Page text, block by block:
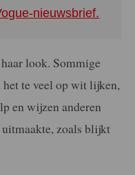
nieuwsbrief.
look. Sommige
te veel op wit lijken,
en wijzen anderen
zoals blijkt